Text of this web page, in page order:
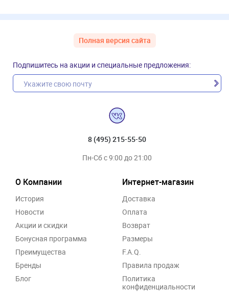
Полная версия сайта
Подпишитесь на акции и специальные предложения:
8 (495) 215-55-50
Пн-Сб с 9:00 до 21:00
О Компании
История
Новости
Акции и скидки
Бонусная программа
Преимущества
Бренды
Блог
Интернет-магазин
Доставка
Оплата
Возврат
Размеры
F.A.Q.
Правила продаж
Политика
конфиденциальности